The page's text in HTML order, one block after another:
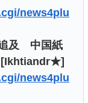
news4plu
追及 中国紙
[Ikhtiandr★]
news4plu